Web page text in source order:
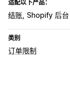
适配以下产品：
结账 Shopify 后台
类别
订单限制